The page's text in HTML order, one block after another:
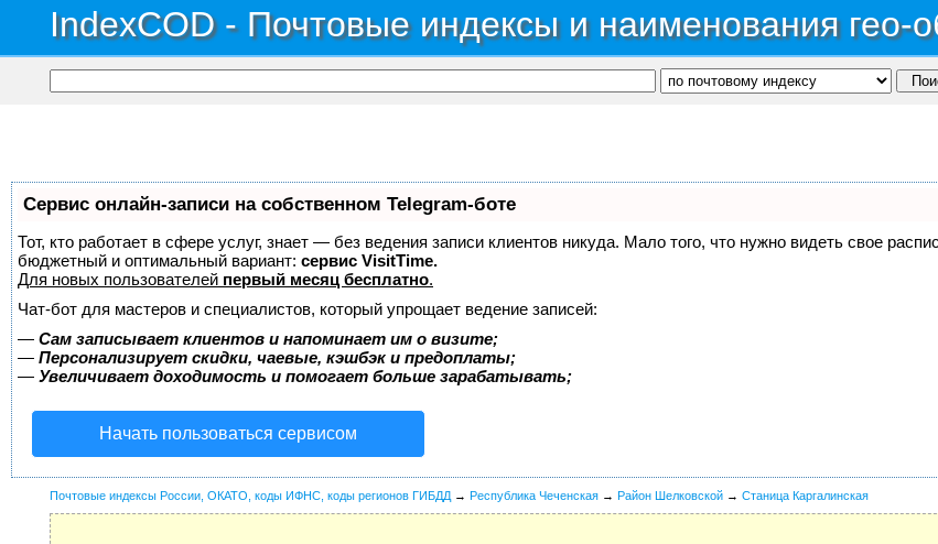
IndexCOD - Почтовые индексы и наименования гео-
Сервис онлайн-записи на собственном Telegram-боте
Тот, кто работает в сфере услуг, знает — без ведения записи клиентов никуда. Мало того, что нужно видеть свое
бюджетный и оптимальный вариант: сервис VisitTime.
Для новых пользователей первый месяц бесплатно.
Чат-бот для мастеров и специалистов, который упрощает ведение записей:
— Сам записывает клиентов и напоминает им о визите;
— Персонализирует скидки, чаевые, кэшбэк и предоплаты;
— Увеличивает доходимость и помогает больше зарабатывать;
Начать пользоваться сервисом
Почтовые индексы России, ОКАТО, коды ИФНС, коды регионов ГИБДД → Республика Чеченская → Район Шелковской → Станица Каргалинская